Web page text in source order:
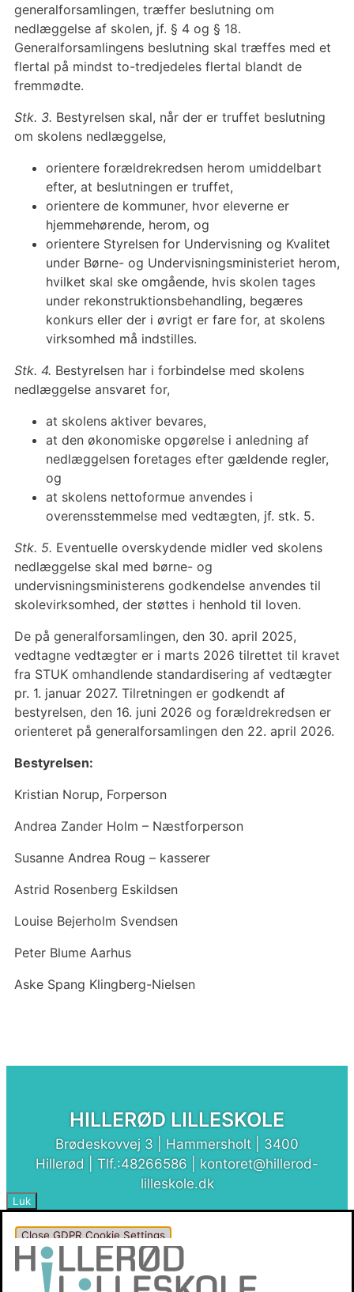
generalforsamlingen, træffer beslutning om
nedlæggelse af skolen, jf. § 4 og § 18.
Generalforsamlingens beslutning skal træffes med et
flertal på mindst to-tredjedeles flertal blandt de
fremmødte.
Stk. 3. Bestyrelsen skal, når der er truffet beslutning
om skolens nedlæggelse,
orientere forældrekredsen herom umiddelbart
efter, at beslutningen er truffet,
orientere de kommuner, hvor eleverne er
hjemmehørende, herom, og
orientere Styrelsen for Undervisning og Kvalitet
under Børne- og Undervisningsministeriet herom,
hvilket skal ske omgående, hvis skolen tages
under rekonstruktionsbehandling, begæres
konkurs eller der i øvrigt er fare for, at skolens
virksomhed må indstilles.
Stk. 4. Bestyrelsen har i forbindelse med skolens
nedlæggelse ansvaret for,
at skolens aktiver bevares,
at den økonomiske opgørelse i anledning af
nedlæggelsen foretages efter gældende regler,
og
at skolens nettoformue anvendes i
overensstemmelse med vedtægten, jf. stk. 5.
Stk. 5. Eventuelle overskydende midler ved skolens
nedlæggelse skal med børne- og
undervisningsministerens godkendelse anvendes til
skolevirksomhed, der støttes i henhold til loven.
De på generalforsamlingen, den 30. april 2025,
vedtagne vedtægter er i marts 2026 tilrettet til kravet
fra STUK omhandlende standardisering af vedtægter
pr. 1. januar 2027. Tilretningen er godkendt af
bestyrelsen, den 16. juni 2026 og forældrekredsen er
orienteret på generalforsamlingen den 22. april 2026.
Bestyrelsen:
Kristian Norup, Forperson
Andrea Zander Holm – Næstforperson
Susanne Andrea Roug – kasserer
Astrid Rosenberg Eskildsen
Louise Bejerholm Svendsen
Peter Blume Aarhus
Aske Spang Klingberg-Nielsen
HILLERØD LILLESKOLE
Brødeskovvej 3 | Hammersholt | 3400
Hillerød | Tlf.:48266586 | kontoret@hillerod-
lilleskole.dk
Luk
Close GDPR Cookie Settings